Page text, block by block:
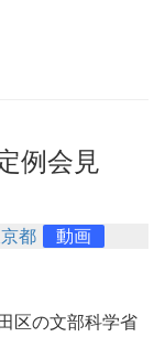
例会見
都 動画
区の文部科学省